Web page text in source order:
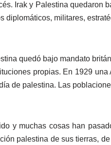
Irak y Palestina
diplomáticos, militares,
quedó bajo mandato
propias. En 1929
de palestina. Las
y muchas cosas han
palestina de sus tierras,